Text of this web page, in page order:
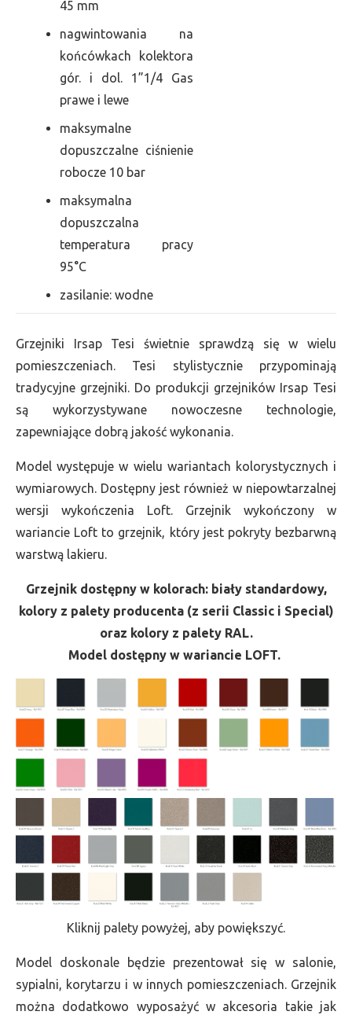
45 mm
nagwintowania na
końcówkach kolektora
gór. i dol. 1”1/4 Gas
prawe i lewe
maksymalne
dopuszczalne ciśnienie
robocze 10 bar
maksymalna
dopuszczalna
temperatura pracy
95°C
zasilanie: wodne
Grzejniki Irsap Tesi świetnie sprawdzą się w wielu
pomieszczeniach. Tesi stylistycznie przypominają
tradycyjne grzejniki. Do produkcji grzejników Irsap Tesi
są wykorzystywane nowoczesne technologie,
zapewniające dobrą jakość wykonania.
Model występuje w wielu wariantach kolorystycznych i
wymiarowych. Dostępny jest również w niepowtarzalnej
wersji wykończenia Loft. Grzejnik wykończony w
wariancie Loft to grzejnik, który jest pokryty bezbarwną
warstwą lakieru.
Grzejnik dostępny w kolorach: biały standardowy,
kolory z palety producenta (z serii Classic i Special)
oraz kolory z palety RAL.
Model dostępny w wariancie LOFT.
Kliknij palety powyżej, aby powiększyć.
Model doskonale będzie prezentował się w salonie,
sypialni, korytarzu i w innych pomieszczeniach. Grzejnik
można dodatkowo wyposażyć w akcesoria takie jak